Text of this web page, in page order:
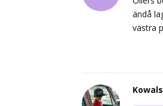
ändå
västra